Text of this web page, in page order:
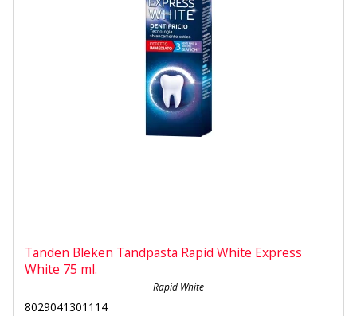
Tanden Bleken Tandpasta Rapid White Express
White 75 ml.
Rapid White
8029041301114